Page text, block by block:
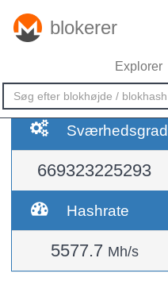
blokerer
Explorer
Sværhedsgrad
669323225293
Hashrate
5577.7 Mh/s